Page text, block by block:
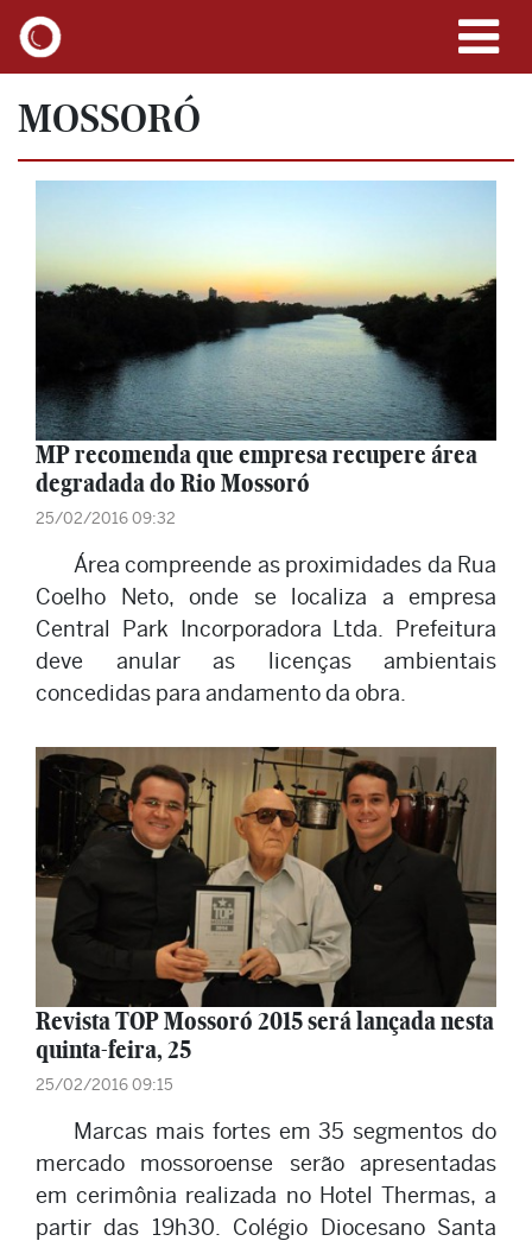
MOSSORÓ
MP recomenda que empresa recupere área
degradada do Rio Mossoró
25/02/2016 09:32
Área compreende as proximidades da Rua
Coelho Neto, onde se localiza a empresa
Central Park Incorporadora Ltda. Prefeitura
deve anular as licenças ambientais
concedidas para andamento da obra.
Revista TOP Mossoró 2015 será lançada nesta
quinta-feira, 25
25/02/2016 09:15
Marcas mais fortes em 35 segmentos do
mercado mossoroense serão apresentadas
em cerimônia realizada no Hotel Thermas, a
partir das 19h30. Colégio Diocesano Santa